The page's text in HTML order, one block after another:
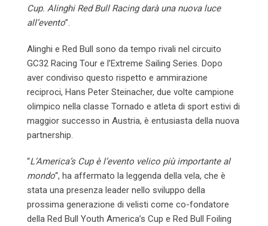
Cup. Alinghi Red Bull Racing darà una nuova luce
all’evento”.
Alinghi e Red Bull sono da tempo rivali nel circuito
GC32 Racing Tour e l’Extreme Sailing Series. Dopo
aver condiviso questo rispetto e ammirazione
reciproci, Hans Peter Steinacher, due volte campione
olimpico nella classe Tornado e atleta di sport estivi di
maggior successo in Austria, è entusiasta della nuova
partnership.
“L’America’s Cup è l’evento velico più importante al
mondo“, ha affermato la leggenda della vela, che è
stata una presenza leader nello sviluppo della
prossima generazione di velisti come co-fondatore
della Red Bull Youth America’s Cup e Red Bull Foiling